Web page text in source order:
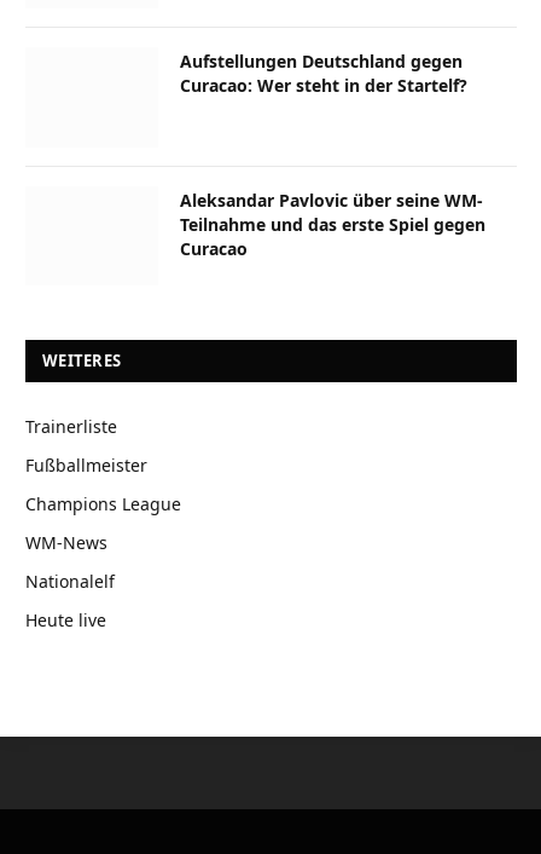
Aufstellungen Deutschland gegen
Curacao: Wer steht in der Startelf?
Aleksandar Pavlovic über seine WM-
Teilnahme und das erste Spiel gegen
Curacao
WEITERES
Trainerliste
Fußballmeister
Champions League
WM-News
Nationalelf
Heute live